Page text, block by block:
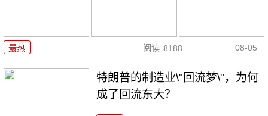
最热 阅读 8188 08-05
特朗普的制造业\"回流梦\"，为何
成了回流东大？